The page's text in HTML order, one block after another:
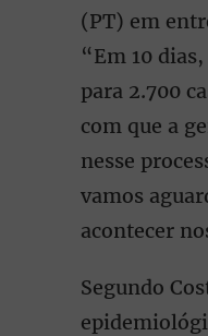
(PT) em
“Em 10
para 2.700
com que a
nesse
vamos
acontecer
Segundo